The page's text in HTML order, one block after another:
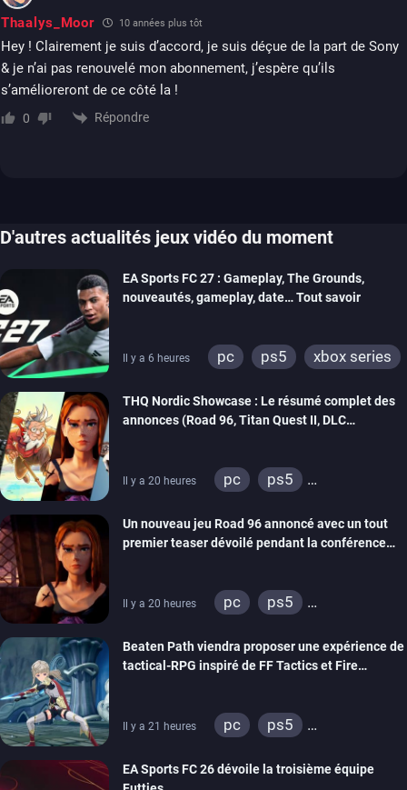
Thaalys_Moor 10 années plus tôt
Hey ! Clairement je suis d’accord, je suis déçue de la part de Sony
& je n’ai pas renouvelé mon abonnement, j’espère qu’ils
s’amélioreront de ce côté la !
0 Répondre
D'autres actualités jeux vidéo du moment
EA Sports FC 27 : Gameplay, The Grounds,
nouveautés, gameplay, date… Tout savoir
Il y a 6 heures pc ps5
xbox series
THQ Nordic Showcase : Le résumé complet des
annonces (Road 96, Titan Quest II, DLC
Il y a 20 heures pc
ps5
stadia
ps4
xbox one
switch 2
Un nouveau jeu Road 96 annoncé avec un tout
premier teaser dévoilé pendant la conférence
Il y a 20 heures pc
ps5
stadia
ps4
xbox one
Beaten Path viendra proposer une expérience de
tactical-RPG inspiré de FF Tactics et Fire
Il y a 21 heures pc
ps5
EA Sports FC 26 dévoile la troisième équipe